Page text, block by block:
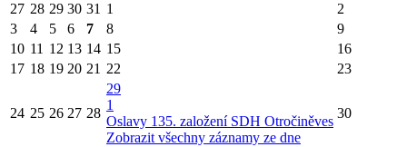
27 28 29 30 31 1
2
3
4 5 6 7 8
9
10 11 12 13 14 15
16
17 18 19 20 21 22 23
24 25 26 27 28
29
1
Oslavy 135. založení SDH Otročiněves
Zobrazit všechny záznamy ze dne
30